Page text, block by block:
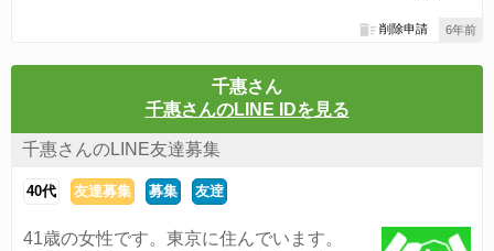
6年前
削除申請
千惠さん
千惠さんのLINE IDを見る
千惠さんのLINE友達募集
40代 友達募集 募集 友逹
41歳の女性です。東京に住んでいます。